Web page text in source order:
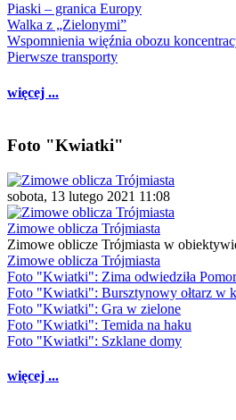
Piaski – granica Europy
Walka z „Zielonymi”
Wspomnienia więźnia obozu
Pierwsze transporty
więcej ...
Foto "Kwiatki"
sobota, 13 lutego 2021 11:08
Zimowe oblicza Trójmiasta
Zimowe oblicze Trójmiasta w
Zimowe oblicza Trójmiasta
Foto "Kwiatki": Zima odwiedziła
Foto "Kwiatki": Bursztynowy ołtarz w
Foto "Kwiatki": Gra w zielone
Foto "Kwiatki": Temida na haku
Foto "Kwiatki": Szklane domy
więcej ...